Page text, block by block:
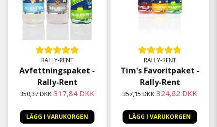
RALLY-RENT
Avfettningspaket -
Rally-Rent
350,37 DKK 317,84 DKK
LÄGG I VARUKORGEN
RALLY-RENT
Tim's Favoritpaket -
Rally-Rent
357,15 DKK 324,62 DKK
LÄGG I VARUKORGEN